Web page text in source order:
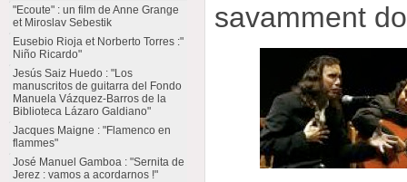
savamment
"Ecoute" : un film de Anne Grange
et Miroslav Sebestik
Eusebio Rioja et Norberto Torres :"
Niño Ricardo"
Jesús Saiz Huedo : "Los
manuscritos de guitarra del Fondo
Manuela Vázquez-Barros de la
Biblioteca Lázaro Galdiano"
Jacques Maigne : "Flamenco en
flammes"
José Manuel Gamboa : "Sernita de
Jerez : vamos a acordarnos !"